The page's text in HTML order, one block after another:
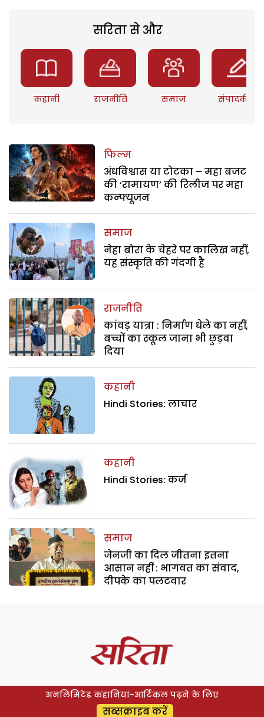
सरिता से और
कहानी राजनीति समाज संपादकीय
फिल्म
अंधविश्वास या टोटका – महा बजट
की ‘रामायण’ की रिलीज पर महा
कन्फ्यूजन
समाज
नेहा बोरा के चेहरे पर कालिख नहीं,
यह संस्कृति की गंदगी है
राजनीति
कांवड़ यात्रा : निर्माण धेले का नहीं,
बच्चों का स्कूल जाना भी छुड़वा
दिया
कहानी
Hindi Stories: लाचार
कहानी
Hindi Stories: कर्ज
समाज
जेनजी का दिल जीतना इतना
आसान नहीं : भागवत का संवाद,
दीपके का पलटवार
अनलिमिटेड कहानियां-आर्टिकल पढ़ने के लिए
सब्सक्राइब करें